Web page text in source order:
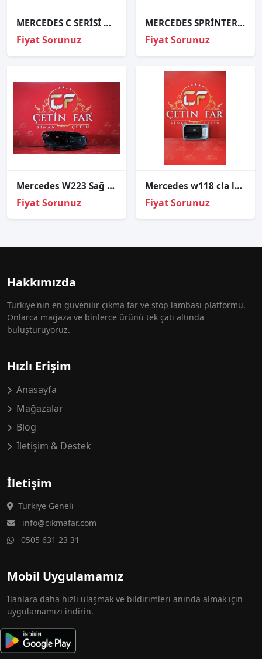
MERCEDES C SERİSİ W205 SAĞ FAR CAMI LOGOLU SIFIR 2014-2018
Fiyat Sorunuz
MERCEDES SPRİNTER TAKIM FAR SIFIR İTHAL
Fiyat Sorunuz
Mercedes W223 Sağ Far Kasasi
Fiyat Sorunuz
Mercedes w118 cla led sağ far beyni̇ sıfır i̇thal kodlu a2479004104
Fiyat Sorunuz
Hakkımızda
Türkiye'nin en güvenilir çıkma far ve stop lambası platformu.
Onlarca mağaza ve binlerce ürünü tek çatı altında
buluşturuyoruz.
Hızlı Erişim
Anasayfa
Mağazalar
Blog
İletişim & Destek
İletişim
Türkiye Geneli
info@cikmafar.com
0505 631 23 31
Mobil Uygulamamız
İlanlara daha hızlı ulaşmak ve bildirimleri anında almak için
uygulamamızı indirin.